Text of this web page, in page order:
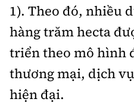
Video
Multimedia
Emagazine
Sách Vận tải
1). Theo đó, nhiều
hàng trăm hecta
triển theo mô hình
thương mại, dịch
hiện đại.